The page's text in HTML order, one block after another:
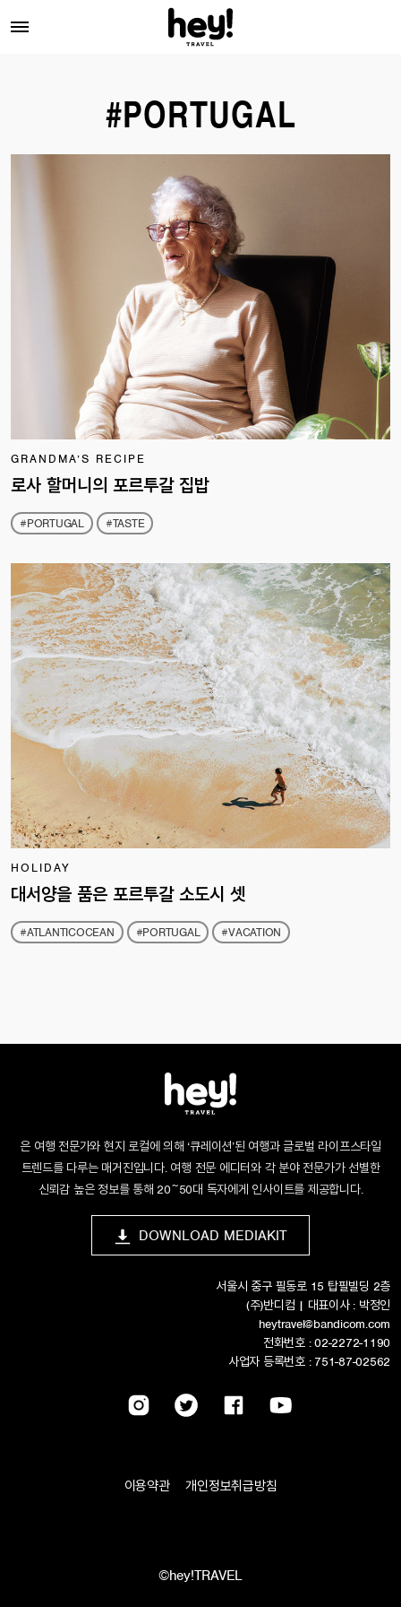
#PORTUGAL
GRANDMA’S RECIPE
로사 할머니의 포르투갈 집밥
#PORTUGAL #TASTE
HOLIDAY
대서양을 품은 포르투갈 소도시 셋
#ATLANTICOCEAN #PORTUGAL #VACATION
은 여행 전문가와 현지 로컬에 의해 ‘큐레이션’된 여행과 글로벌 라이프스타일
트렌드를 다루는 매거진입니다. 여행 전문 에디터와 각 분야 전문가가 선별한
신뢰감 높은 정보를 통해 20~50대 독자에게 인사이트를 제공합니다.
DOWNLOAD MEDIAKIT
서울시 중구 필동로 15 탑필빌딩 2층
(주)반디컴 | 대표이사 : 박정인
heytravel@bandicom.com
전화번호 : 02-2272-1190
사업자 등록번호 : 751-87-02562
이용약관 개인정보취급방침
©hey!TRAVEL